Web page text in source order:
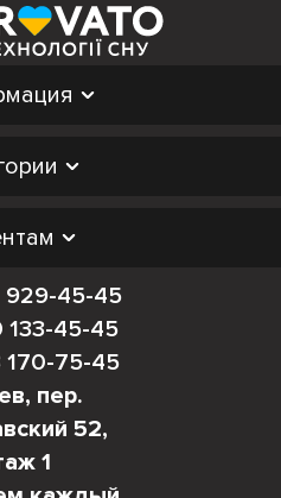
929-45-45
133-45-45
170-75-45
пер.
52,
1